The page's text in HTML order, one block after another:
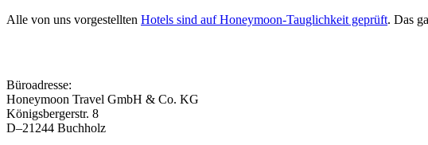
Alle von uns vorgestellten Hotels sind auf Honeymoon-Tauglichkeit geprüft. Das
Büroadresse:
Honeymoon Travel GmbH & Co. KG
Königsbergerstr. 8
D–21244 Buchholz